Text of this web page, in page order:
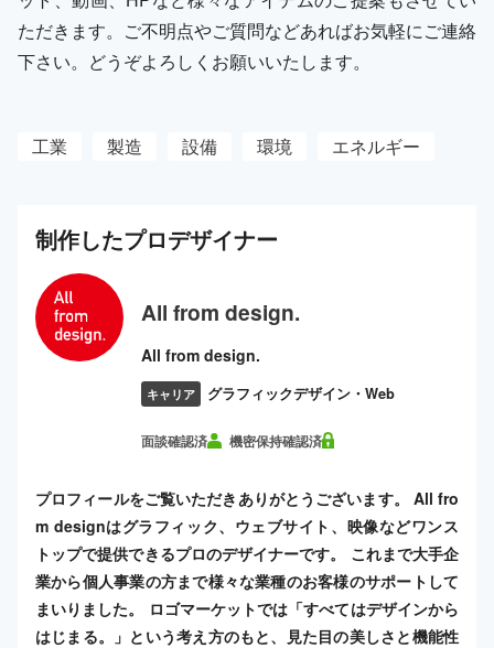
ただきます。ご不明点やご質問などあればお気軽にご連絡
下さい。どうぞよろしくお願いいたします。
工業 製造 設備 環境 エネルギー
制作したプロデザイナー
All from design.
All from design.
キャリア グラフィックデザイン・Web
面談確認済 機密保持確認済
プロフィールをご覧いただきありがとうございます。 All fro
m designはグラフィック、ウェブサイト、映像などワンス
トップで提供できるプロのデザイナーです。 これまで大手企
業から個人事業の方まで様々な業種のお客様のサポートして
まいりました。 ロゴマーケットでは「すべてはデザインから
はじまる。」という考え方のもと、見た目の美しさと機能性